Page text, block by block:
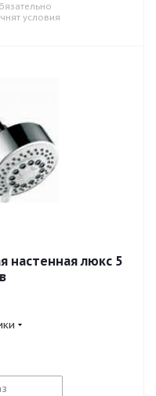
условия
настенная люкс 5